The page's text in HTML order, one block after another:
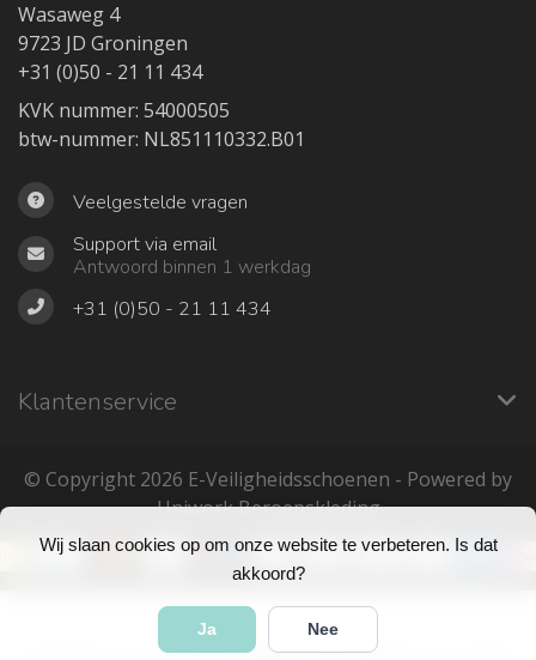
Wij slaan cookies op om onze website te verbeteren. Is dat
akkoord?
Ja Nee
Wasaweg 4
9723 JD Groningen
+31 (0)50 - 21 11 434
KVK nummer: 54000505
btw-nummer: NL851110332.B01
Veelgestelde vragen
Support via email
Antwoord binnen 1 werkdag
+31 (0)50 - 21 11 434
Klantenservice
© Copyright 2026 ‎E-Veiligheidsschoenen - Powered by
Uniwork Beroepskleding